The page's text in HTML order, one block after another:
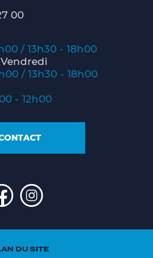
00
/ 13h30 - 18h00
/ 13h30 - 18h00
- 12h00
DU SITE